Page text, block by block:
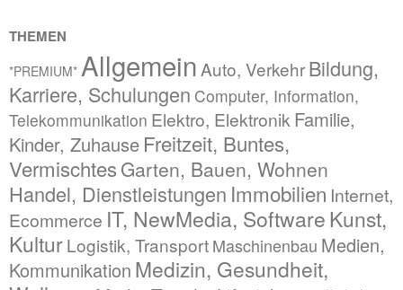
THEMEN
*PREMIUM* Allgemein Auto, VerkehrBildung,
Karriere, Schulungen Computer, Information,
Telekommunikation Elektro, Elektronik Familie,
Kinder, Zuhause Freitzeit, Buntes,
Vermischtes Garten, Bauen, Wohnen
Handel, Dienstleistungen Immobilien Internet,
Ecommerce IT, NewMedia, SoftwareKunst,
KulturLogistik, TransportMaschinenbau Medien,
Kommunikation Medizin, Gesundheit,